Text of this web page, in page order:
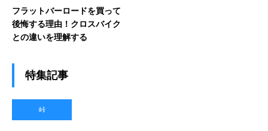
フラットバーロードを買って
後悔する理由！クロスバイク
との違いを理解する
特集記事
峠